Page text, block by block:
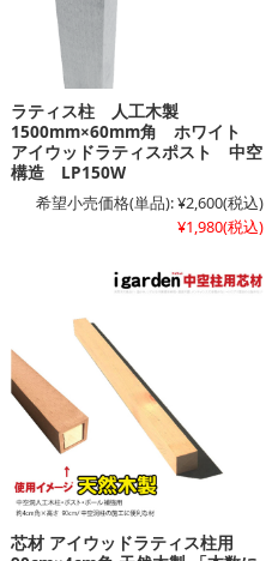
ラティス柱 人工木製
1500mm×60mm角 ホワイト
アイウッドラティスポスト 中空
構造 LP150W
希望小売価格(単品):¥2,600(税込)
¥1,980(税込)
芯材 アイウッドラティス柱用